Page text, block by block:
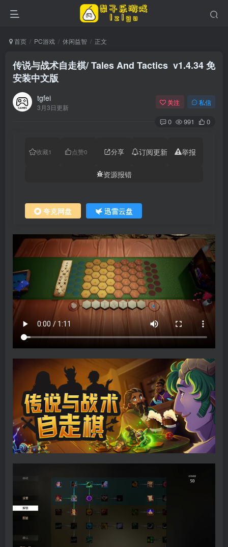
首页 PC游戏 休闲益智 正文
传说与战术自走棋/ Tales And Tactics v1.4.34 免
安装中文版
tgfei
3月3日更新
关注 私信
0 991 0
收藏1 点赞0 分享 订阅更新 举报
资源报错
夸克网盘 迅雷云盘